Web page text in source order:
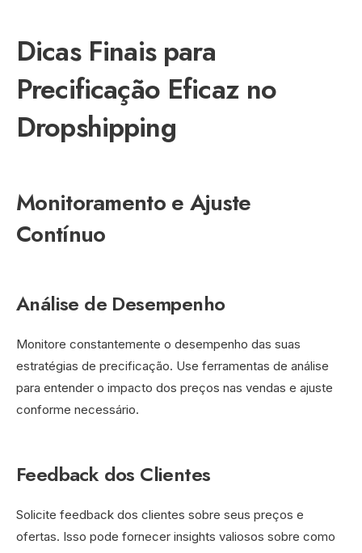
Dicas Finais para
Precificação Eficaz no
Dropshipping
Monitoramento e Ajuste
Contínuo
Análise de Desempenho
Monitore constantemente o desempenho das suas
estratégias de precificação. Use ferramentas de análise
para entender o impacto dos preços nas vendas e ajuste
conforme necessário.
Feedback dos Clientes
Solicite feedback dos clientes sobre seus preços e
ofertas. Isso pode fornecer insights valiosos sobre como